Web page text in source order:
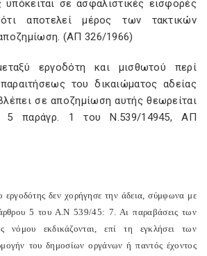
υπόκειται σε ασφαλιστικές εισφορές
ότι αποτελεί μέρος των τακτικών
(ΑΠ 326/1966)
εργοδότη και μισθωτού περί
του δικαιώματος αδείας
σε αποζημίωση αυτής θεωρείται
5 παράγρ. 1 του Ν.539/14945, ΑΠ
δεν χορήγησε την άδεια, σύμφωνα με
5 του Α.Ν 539/45: 7. Αι παραβάσεις των
νόμου εκδικάζονται, επί τη εγκλήσει των
του δημοσίων οργάνων ή παντός έχοντος